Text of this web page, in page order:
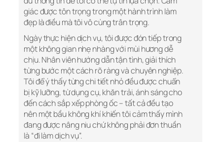
giác được tôn trọng trong một hành trình làm
đẹp là điều mà tôi vô cùng trân trọng.
Ngày thực hiện dịch vụ, tôi được đón tiếp trong
một không gian nhẹ nhàng với mùi hương dễ
chịu. Nhân viên hướng dẫn tận tình, giải thích
từng bước một cách rõ ràng và chuyên nghiệp.
Tôi để ý thấy từng chi tiết nhỏ đều được chuẩn
bị kỹ lưỡng, từ dụng cụ, khăn trải, ánh sáng cho
đến cách sắp xếp phòng ốc – tất cả đều tạo
nên một bầu không khí khiến tôi cảm thấy mình
đang được nâng niu chứ không phải đơn thuần
là “đi làm dịch vụ”.